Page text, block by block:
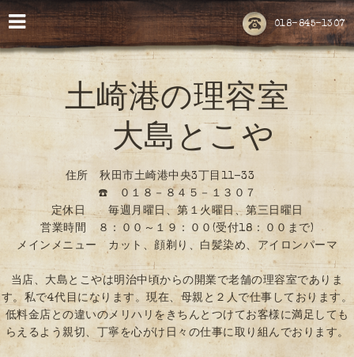
018-845-1307
土崎港の理容室
大島とこや
住所 秋田市土崎港中央3丁目11-33
☎️ ０１８－８４５－１３０７
定休日 毎週月曜日、第１火曜日、第三日曜日
営業時間 ８：００～１９：００(受付18：００まで)
メインメニュー カット、顔剃り、白髪染め、アイロンパーマ
当店、大島とこやは明治中頃からの開業で老舗の理容室でありま
す。私で4代目になります。現在、母親と２人で仕事しております。
低料金店との違いのメリハリをきちんとつけてお客様に満足しても
らえるよう親切、丁寧を心がけ日々の仕事に取り組んでおります。